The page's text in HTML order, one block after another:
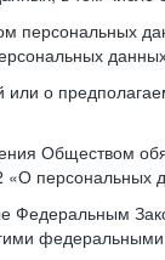
персональных
о
Обществом
«О персональных
Федеральным